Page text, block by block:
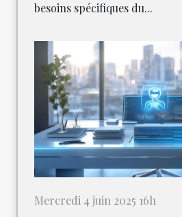
besoins spécifiques du...
Mercredi 4 juin 2025 16h